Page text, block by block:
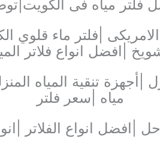
فلتر مياه فى
|فلتر ماء قلوي
|افضل انواع فلاتر
|أجهزة تنقية المياه
مياه |سعر فلتر